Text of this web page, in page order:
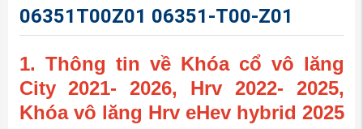
06351T00Z01 06351-T00-Z01
1. Thông tin về Khóa cổ vô lăng
City 2021- 2026, Hrv 2022- 2025,
Khóa vô lăng Hrv eHev hybrid 2025